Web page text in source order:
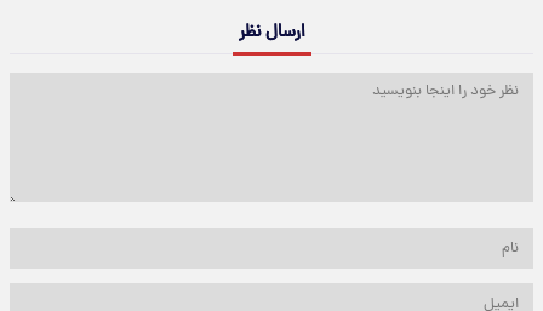
ارسال نظر